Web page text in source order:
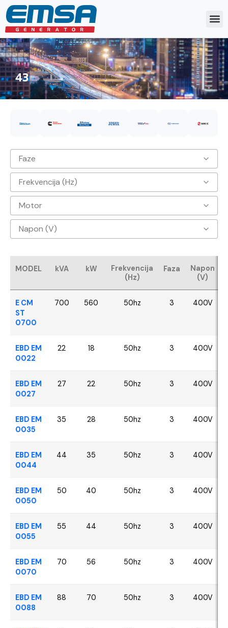
43
Faze
3
Frekvencija (Hz)
50hz
Motor
Baudouin
CUMMINS
Perkins
VOLVO
YANGDONG
Napon (V)
400V
MODEL kVA kW
Frekvencija
(Hz)
Faza
Napon
(V)
E CM
ST
0700
700 560 50hz 3 400V
EBD EM
0022
22 18 50hz 3 400V
EBD EM
0027
27 22 50hz 3 400V
EBD EM
0035
35 28 50hz 3 400V
EBD EM
0044
44 35 50hz 3 400V
EBD EM
0050
50 40 50hz 3 400V
EBD EM
0055
55 44 50hz 3 400V
EBD EM
0070
70 56 50hz 3 400V
EBD EM
0088
88 70 50hz 3 400V